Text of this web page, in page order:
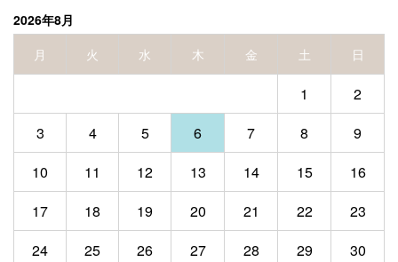
2026年8月
月
火 水 木 金 土 日
1
2
3
4 5 6 7 8
9
10
11 12 13 14 15
16
17
18 19 20 21 22
23
24
25 26 27 28 29
30